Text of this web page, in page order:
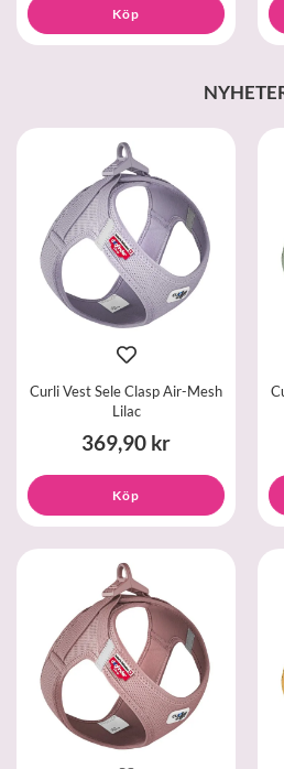
Köp
Curli Vest Sele Clasp Air-Mesh
Lilac
369,90 kr
Köp